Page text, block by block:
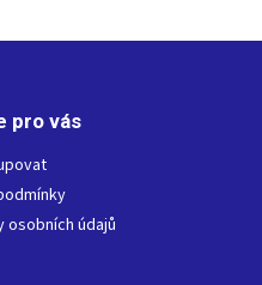
pro vás
osobních údajů